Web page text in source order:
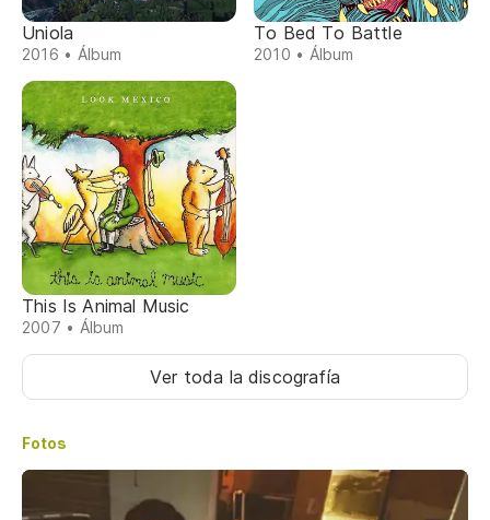
Uniola
2016 • Álbum
To Bed To Battle
2010 • Álbum
This Is Animal Music
2007 • Álbum
Ver toda la discografía
Fotos